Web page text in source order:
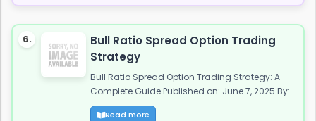
6.
Bull Ratio Spread Option Trading
Strategy
Bull Ratio Spread Option Trading Strategy: A
Complete Guide Published on: June 7, 2025 By:...
Read more